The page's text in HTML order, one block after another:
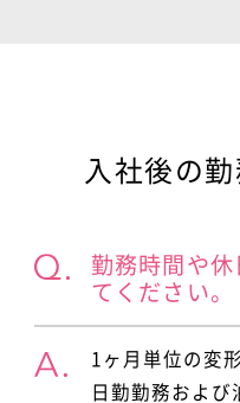
入社後の
勤務時間や
てください。
1ヶ月単位の変
日勤勤務および